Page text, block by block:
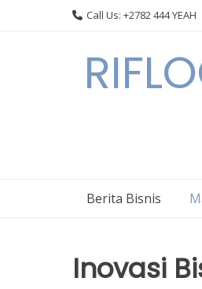
Call Us: +2782 444 YEAH
Berita Bisnis
Inovasi